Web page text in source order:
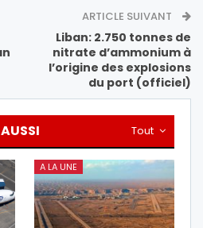
ARTICLE SUIVANT
Liban: 2.750 tonnes de
nitrate d’ammonium à
l’origine des explosions
du port (officiel)
Tout
A LA UNE